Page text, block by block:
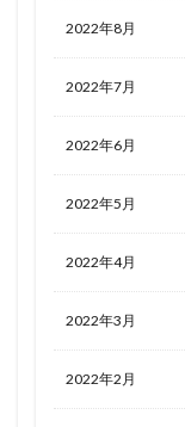
2022年8月
2022年7月
2022年6月
2022年5月
2022年4月
2022年3月
2022年2月